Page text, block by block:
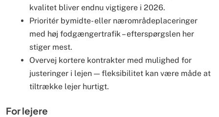
kvalitet bliver endnu vigtigere i 2026.
Prioritér bymidte- eller nærområdeplaceringer
med høj fodgængertrafik – efterspørgslen her
stiger mest.
Overvej kortere kontrakter med mulighed for
justeringer i lejen — fleksibilitet kan være måde at
tiltrække lejer hurtigt.
For lejere